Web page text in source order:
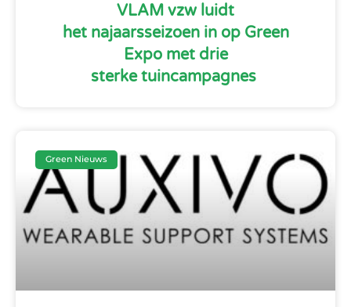
VLAM vzw luidt
het najaarsseizoen in op Green
Expo met drie
sterke tuincampagnes
Green Nieuws